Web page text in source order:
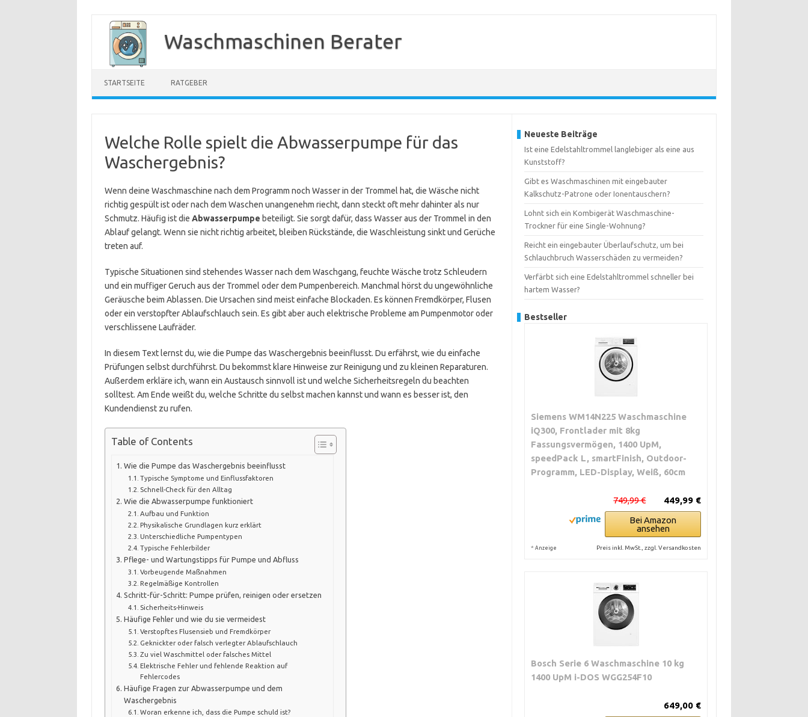
Inhalt
springen
Waschmaschinen Berater
STARTSEITE RATGEBER
Welche Rolle spielt die Abwasserpumpe für das
Waschergebnis?
Wenn deine Waschmaschine nach dem Programm noch Wasser in der Trommel hat, die Wäsche nicht
richtig gespült ist oder nach dem Waschen unangenehm riecht, dann steckt oft mehr dahinter als nur
Schmutz. Häufig ist die Abwasserpumpe beteiligt. Sie sorgt dafür, dass Wasser aus der Trommel in den
Ablauf gelangt. Wenn sie nicht richtig arbeitet, bleiben Rückstände, die Waschleistung sinkt und Gerüche
treten auf.
Typische Situationen sind stehendes Wasser nach dem Waschgang, feuchte Wäsche trotz Schleudern
und ein muffiger Geruch aus der Trommel oder dem Pumpenbereich. Manchmal hörst du ungewöhnliche
Geräusche beim Ablassen. Die Ursachen sind meist einfache Blockaden. Es können Fremdkörper, Flusen
oder ein verstopfter Ablaufschlauch sein. Es gibt aber auch elektrische Probleme am Pumpenmotor oder
verschlissene Laufräder.
In diesem Text lernst du, wie die Pumpe das Waschergebnis beeinflusst. Du erfährst, wie du einfache
Prüfungen selbst durchführst. Du bekommst klare Hinweise zur Reinigung und zu kleinen Reparaturen.
Außerdem erkläre ich, wann ein Austausch sinnvoll ist und welche Sicherheitsregeln du beachten
solltest. Am Ende weißt du, welche Schritte du selbst machen kannst und wann es besser ist, den
Kundendienst zu rufen.
Table of Contents
Wie die Pumpe das Waschergebnis beeinflusst
Typische Symptome und Einflussfaktoren
Schnell-Check für den Alltag
Wie die Abwasserpumpe funktioniert
Aufbau und Funktion
Physikalische Grundlagen kurz erklärt
Unterschiedliche Pumpentypen
Typische Fehlerbilder
Pflege- und Wartungstipps für Pumpe und Abfluss
Vorbeugende Maßnahmen
Regelmäßige Kontrollen
Schritt-für-Schritt: Pumpe prüfen, reinigen oder ersetzen
Sicherheits-Hinweis
Häufige Fehler und wie du sie vermeidest
Verstopftes Flusensieb und Fremdkörper
Geknickter oder falsch verlegter Ablaufschlauch
Zu viel Waschmittel oder falsches Mittel
Elektrische Fehler und fehlende Reaktion auf
Fehlercodes
Häufige Fragen zur Abwasserpumpe und dem
Waschergebnis
Woran erkenne ich, dass die Pumpe schuld ist?
Neueste Beiträge
Ist eine Edelstahltrommel langlebiger als eine aus
Kunststoff?
Gibt es Waschmaschinen mit eingebauter
Kalkschutz-Patrone oder Ionentauschern?
Lohnt sich ein Kombigerät Waschmaschine-
Trockner für eine Single-Wohnung?
Reicht ein eingebauter Überlaufschutz, um bei
Schlauchbruch Wasserschäden zu vermeiden?
Verfärbt sich eine Edelstahltrommel schneller bei
hartem Wasser?
Bestseller
Siemens WM14N225 Waschmaschine
iQ300, Frontlader mit 8kg
Fassungsvermögen, 1400 UpM,
speedPack L, smartFinish, Outdoor-
Programm, LED-Display, Weiß, 60cm
449,99 €
749,99 €
Bei Amazon
ansehen
* Anzeige Preis inkl. MwSt., zzgl. Versandkosten
Bosch Serie 6 Waschmaschine 10 kg
1400 UpM i-DOS WGG254F10
649,00 €